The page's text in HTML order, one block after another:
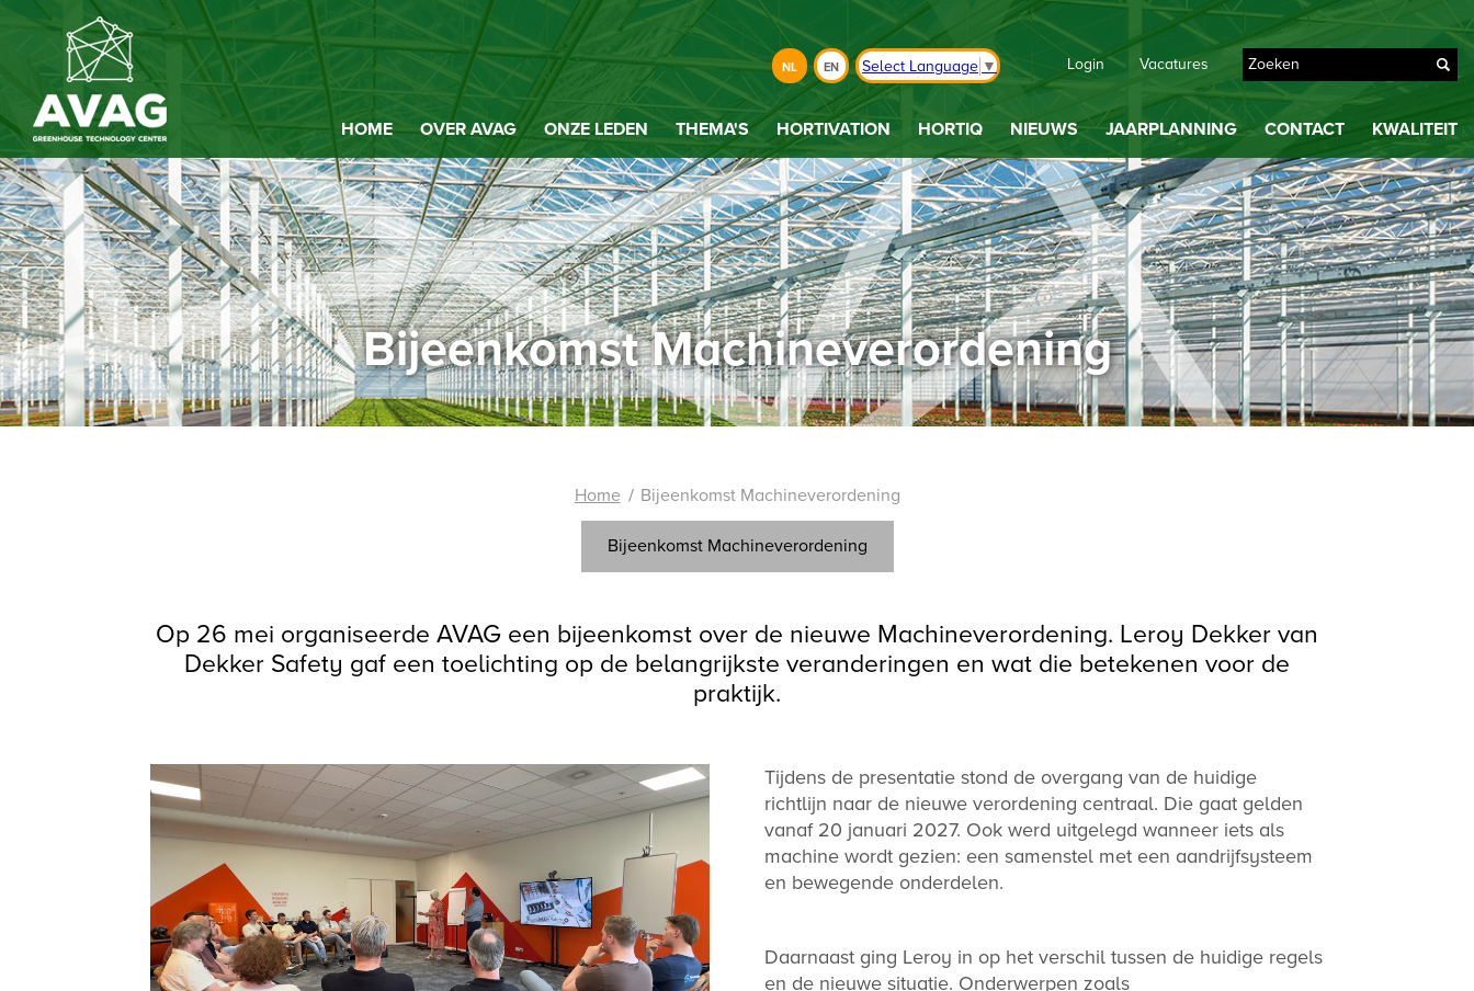
NL EN Select Language ▼ Login Vacatures
HOME OVER AVAG ONZE LEDEN THEMA'S HORTIVATION HORTIQ NIEUWS JAARPLANNING CONTACT KWALITEIT
Bijeenkomst Machineverordening
Home Bijeenkomst Machineverordening
Bijeenkomst Machineverordening
Op 26 mei organiseerde AVAG een bijeenkomst over de nieuwe Machineverordening. Leroy Dekker van
Dekker Safety gaf een toelichting op de belangrijkste veranderingen en wat die betekenen voor de
praktijk.
Tijdens de presentatie stond de overgang van de huidige
richtlijn naar de nieuwe verordening centraal. Die gaat gelden
vanaf 20 januari 2027. Ook werd uitgelegd wanneer iets als
machine wordt gezien: een samenstel met een aandrijfsysteem
en bewegende onderdelen.
Daarnaast ging Leroy in op het verschil tussen de huidige regels
en de nieuwe situatie. Onderwerpen zoals